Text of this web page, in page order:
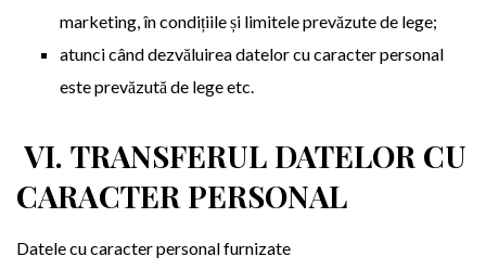
marketing, în condițiile și limitele prevăzute de lege;
atunci când dezvăluirea datelor cu caracter personal
este prevăzută de lege etc.
VI. TRANSFERUL DATELOR CU
CARACTER PERSONAL
Datele cu caracter personal furnizate